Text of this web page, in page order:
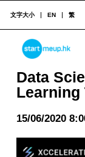
Data Science
STARTMEUPHK
文字大小 EN 繁
Data
Learning
15/06/2020